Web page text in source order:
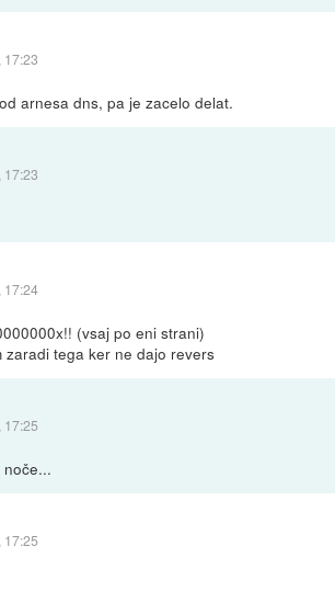
17:23
arnesa dns, pa je zacelo delat.
17:23
17:24
(vsaj po eni strani)
zaradi tega ker ne dajo revers
17:25
17:25